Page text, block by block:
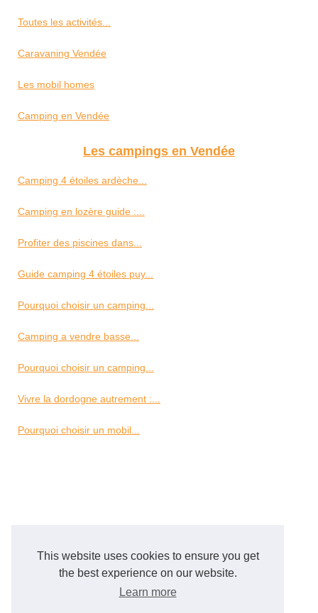
This website uses cookies to ensure you get
the best experience on our website.
Learn more
Toutes les activités...
Caravaning Vendée
Les mobil homes
Camping en Vendée
Les campings en Vendée
Camping 4 étoiles ardèche...
Camping en lozère guide :...
Profiter des piscines dans...
Guide camping 4 étoiles puy...
Pourquoi choisir un camping...
Camping a vendre basse...
Pourquoi choisir un camping...
Vivre la dordogne autrement :...
Pourquoi choisir un mobil...